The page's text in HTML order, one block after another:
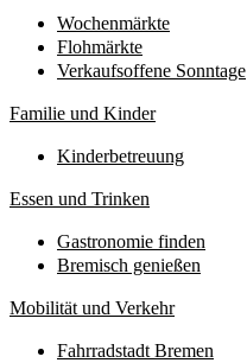
Wochenmärkte
Flohmärkte
Verkaufsoffene Sonntage
Familie und Kinder
Kinderbetreuung
Essen und Trinken
Gastronomie finden
Bremisch genießen
Mobilität und Verkehr
Fahrradstadt Bremen